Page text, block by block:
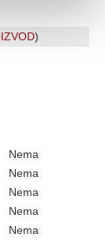
)
Nema
Nema
Nema
Nema
Nema